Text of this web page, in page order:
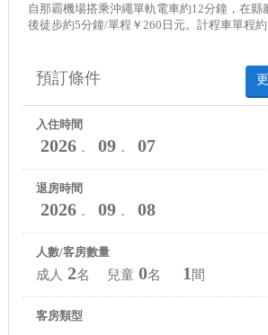
自那霸機場搭乘沖繩單軌電車約12分鐘，在縣
後徒步約5分鐘/單程￥260日元。計程車單程
預訂條件
入住時間
2026． 09． 07
退房時間
2026． 09． 08
人數/客房數量
成人 2名 兒童 0名 1 間
客房類型